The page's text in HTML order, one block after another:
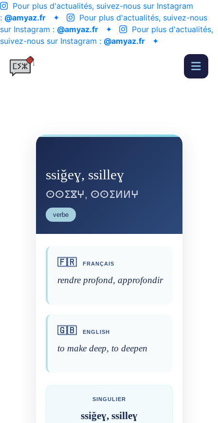
Pour plus d'actualités, suivez-nous sur Instagram
: @amyaz.fr ✦
Pour plus d'actualités, suivez-nous
sur Instagram : @amyaz.fr ✦
Pour plus d'actualités,
suivez-nous sur Instagram : @amyaz.fr ✦
ssiǧeɣ, ssilleɣ
ⵙⵙⵉⴵⵖ, ⵙⵙⵉⵍⵍⵖ
verbe
🇫🇷 FRANÇAIS
rendre profond, approfondir
🇬🇧 ENGLISH
to make deep, to deepen
SINGULIER
ssiǧeɣ, ssilleɣ